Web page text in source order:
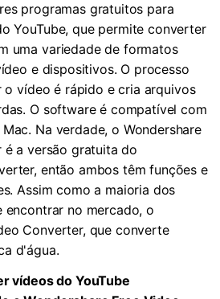
programas gratuitos para
YouTube, que permite converter
uma variedade de formatos
e dispositivos. O processo
vídeo é rápido e cria arquivos
O software é compatível com
Na verdade, o Wondershare
é a versão gratuita do
então ambos têm funções e
Assim como a maioria dos
no mercado, o
Converter, que converte
d'água.
vídeos do YouTube